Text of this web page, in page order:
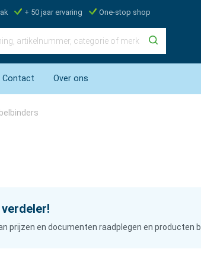
+ 50 jaar ervaring One-stop shop
Contact Over ons
prijzen en documenten raadplegen en producten